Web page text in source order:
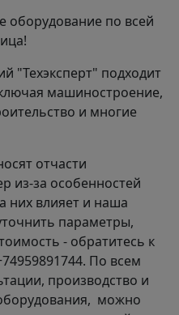
по всей
"Техэксперт" подходит
машиностроение,
и многие
отчасти
из-за особенностей
них влияет и наша
параметры,
- обратитесь к
По всем
производство и
можно